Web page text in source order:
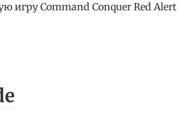
игру Command Conquer Red Alert